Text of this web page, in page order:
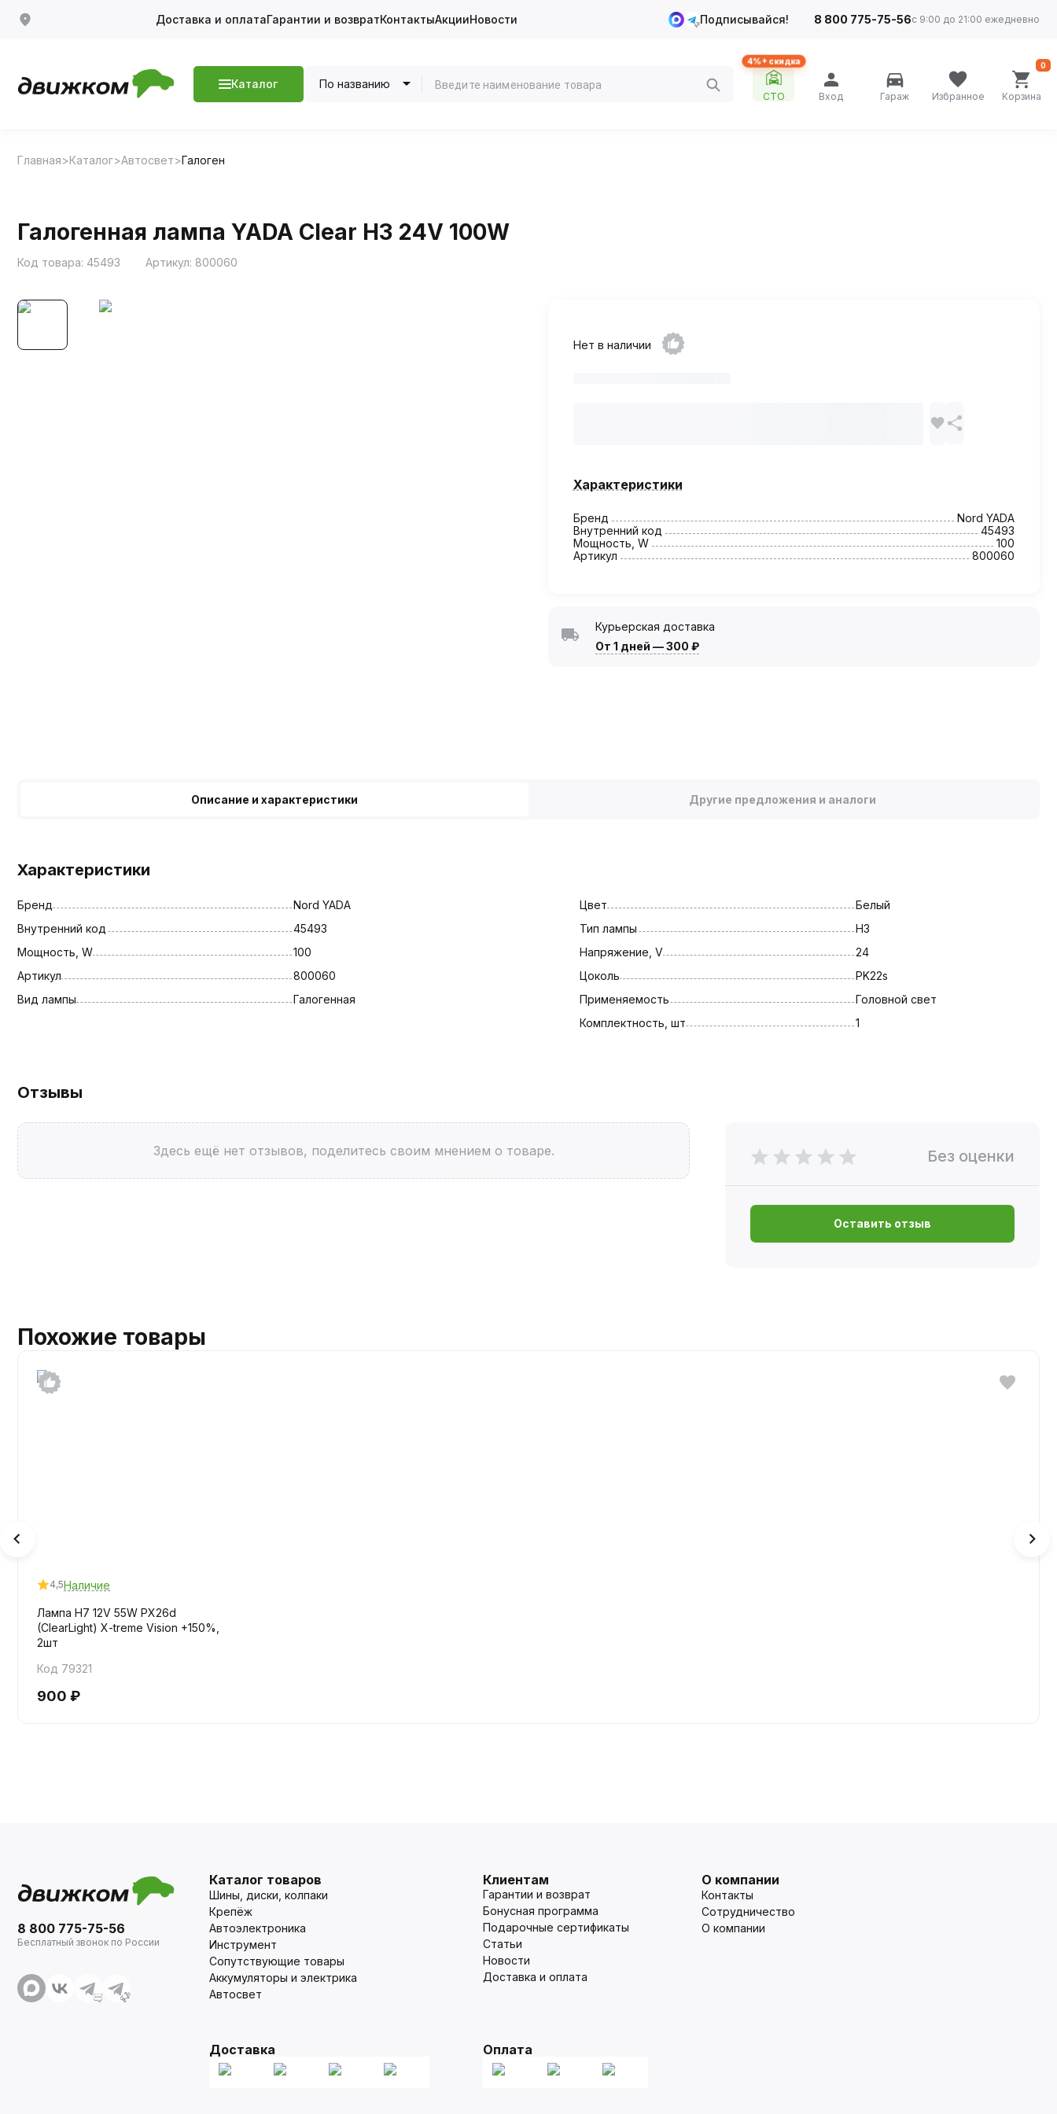
Доставка и оплатаГарантии и возвратКонтактыАкцииНовости Подписывайся! 8 800 775-75-56с 9:00 до 21:00 ежедневно
Каталог По названию
4%+ скидка
СТО Вход Гараж Избранное Корзина
0
Главная Каталог Автосвет Галоген
Галогенная лампа YADA Clear H3 24V 100W
Код товара: 45493 Артикул: 800060
Нет в наличии
Характеристики
Бренд
Nord YADA
Внутренний код
45493
Мощность, W
100
Артикул
800060
Курьерская доставка
От 1 дней —300 ₽
Описание и характеристики Другие предложения и аналоги
Характеристики
Бренд
Nord YADA
Внутренний код
45493
Мощность, W
100
Артикул
800060
Вид лампы
Галогенная
Цвет
Белый
Тип лампы
H3
Напряжение, V
24
Цоколь
PK22s
Применяемость
Головной свет
Комплектность, шт
1
Отзывы
Здесь ещё нет отзывов, поделитесь своим мнением о товаре. Без оценки
Оставить отзыв
Похожие товары
4,5Наличие
Лампа H7 12V 55W PX26d
(ClearLight) X-treme Vision +150%,
2шт
Код 79321
900 ₽
8 800 775-75-56
Бесплатный звонок по России
Каталог товаров
Шины, диски, колпаки
Крепёж
Автоэлектроника
Инструмент
Сопутствующие товары
Аккумуляторы и электрика
Автосвет
Клиентам
Гарантии и возврат
Бонусная программа
Подарочные сертификаты
Статьи
Новости
Доставка и оплата
О компании
Контакты
Сотрудничество
О компании
Доставка Оплата